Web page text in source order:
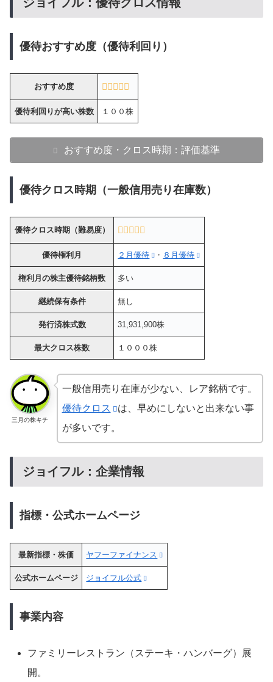
優待おすすめ度（優待利回り）
おすすめ度
優待利回りが高い株数 １００株
おすすめ度・クロス時期：評価基準
優待クロス時期（一般信用売り在庫数）
優待クロス時期（難易度）
優待権利月 ２月優待 ・ ８月優待
権利月の株主優待銘柄数 多い
継続保有条件 無し
発行済株式数 31,931,900株
最大クロス株数 １０００株
三月の株キチ
一般信用売り在庫が少ない、レア銘柄です。
優待クロス
は、早めにしないと出来ない事
が多いです。
ジョイフル：企業情報
指標・公式ホームページ
最新指標・株価 ヤフーファイナンス
公式ホームページ ジョイフル公式
事業内容
ファミリーレストラン（ステーキ・ハンバーグ）展
開。